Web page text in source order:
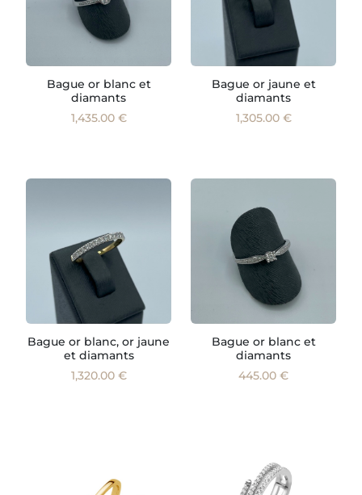
Bague or blanc et
diamants
1,435.00 €
Bague or jaune et
diamants
1,305.00 €
Bague or blanc, or jaune
et diamants
1,320.00 €
Bague or blanc et
diamants
445.00 €